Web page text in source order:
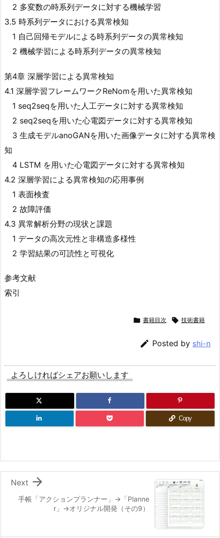
2 多変数の時系列データに対する機械学習
3.5 時系列データにおける異常検知
1 自己回帰モデルによる時系列データの異常検知
2 機械学習による時系列データの異常検知
第4章 深層学習による異常検知
4.1 深層学習フレームワークReNomを用いた異常検知
1 seq2seqを用いた人工データに対する異常検知
2 seq2seqを用いた心電図データに対する異常検知
3 生成モデルanoGANを用いた画像データに対する異常検
知
4 LSTM を用いた心電図データに対する異常検知
4.2 深層学習による異常検知の応用事例
1 表面検査
2 故障評価
4.3 異常解析分野の現状と課題
1 データの高次元性と非構造多様性
2 学習結果の可読性と可視化
参考文献
索引
 書籍目次  技術書籍
 Posted by shi-n
よろしければシェアお願いします
Copy
手帳「アクションプランナー」→「Planne
r」→オリジナル開発（その9）

Next